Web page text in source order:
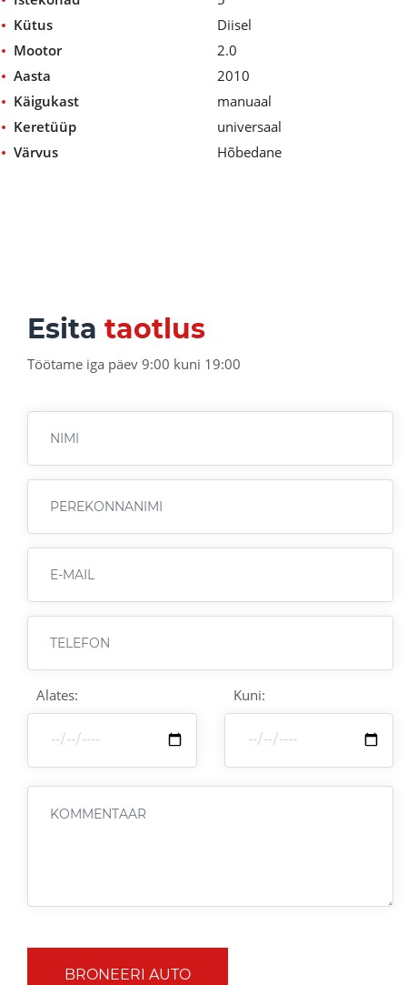
Kütus
Diisel
Mootor
2.0
Aasta
2010
Käigukast
manuaal
Keretüüp
universaal
Värvus
Hõbedane
Esita taotlus
Töötame iga päev 9:00 kuni 19:00
Alates: Kuni:
BRONEERI AUTO